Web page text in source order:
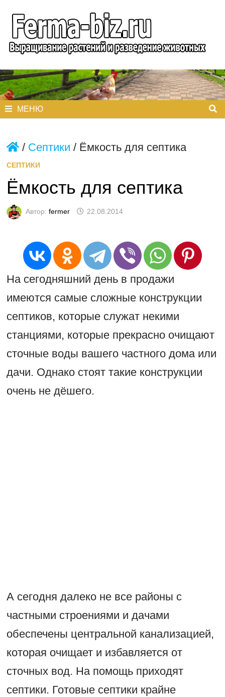
содержимому
МЕНЮ
/ Септики / Ёмкость для септика
СЕПТИКИ
Ёмкость для септика
Автор: fermer 22.08.2014
На сегодняшний день в продажи
имеются самые сложные конструкции
септиков, которые служат некими
станциями, которые прекрасно очищают
сточные воды вашего частного дома или
дачи. Однако стоят такие конструкции
очень не дёшего.
А сегодня далеко не все районы с
частными строениями и дачами
обеспечены центральной канализацией,
которая очищает и избавляется от
сточных вод. На помощь приходят
септики. Готовые септики крайне